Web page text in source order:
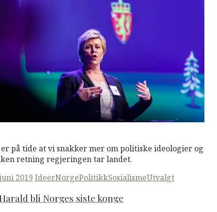
er på tide at vi snakker mer om politiske ideologier og
retning regjeringen tar landet.
2019 IdeerNorgePolitikkSosialismeUtvalgt
bli Norges siste konge